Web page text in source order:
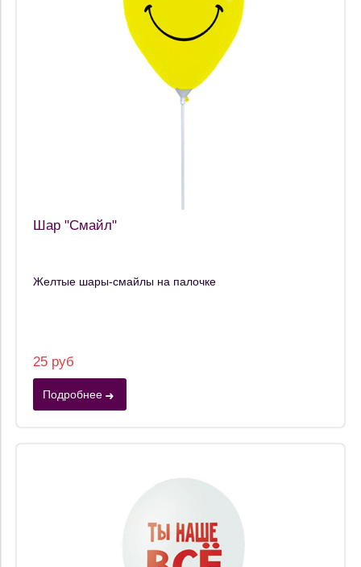
Шар "Смайл"
Желтые шары-смайлы на палочке
25 руб
Подробнее